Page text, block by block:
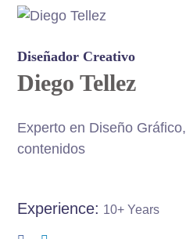
Diseñador Creativo
Diego Tellez
Experto en Diseño
contenidos
Experience: 10+ Years